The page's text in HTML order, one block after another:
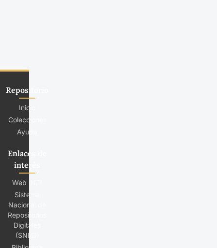
Repositorio
Inicio
Colecciones
Ayuda
Enlaces de
interés
Web INTI
Sistema
Nacional de
Repositorios
Digitales
(SNRD)